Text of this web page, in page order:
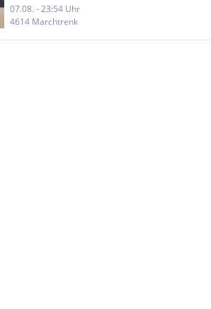
07.08. - 23:54 Uhr
4614 Marchtrenk